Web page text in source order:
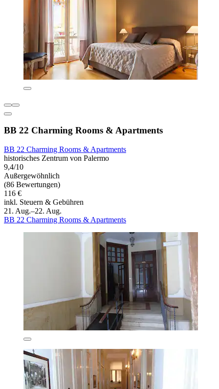
BB 22 Charming Rooms & Apartments
BB 22 Charming Rooms & Apartments
historisches Zentrum von Palermo
9,4/10
Außergewöhnlich
(86 Bewertungen)
116 €
inkl. Steuern & Gebühren
21. Aug.–22. Aug.
BB 22 Charming Rooms & Apartments